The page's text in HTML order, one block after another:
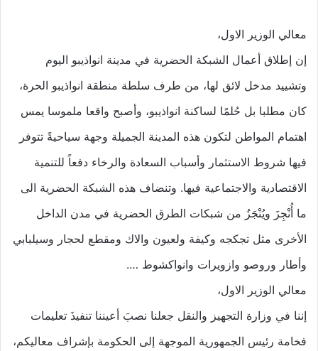
معالي الوزير الاول،
إن إطلاق أعمال الشبكة الحضرية في مدينة انواذيبو اليوم
وتشييد مدخل لائق لها، من طرف سلطة منطقة انواذيبو الحرة،
كان مطلبا بل حُلمًا لساكنة انواذيبو، وأصبح واقعا ملموسا يمس
اهتمام المواطن لتكون هذه المدينة الجميلة وجهة سياحيةً تتوفر
فيها شروط الاستثمار وأسباب السعادة والرخاء دفعاً للتنمية
الاقتصادية والاجتماعية فيها. وتنضاف هذه الشبكة الحضرية الى
ما أُنْجِزَ ويُنْجَزُ من شبكات الطرق الحضرية في مدن الداخل
الأخرى مثل تجكجه وكيفة ولعيون والاك ومقطع لحجار وسيلبابي
وأطار وروصو وازويرات وانواكشوط ….
معالي الوزير الاول،
إننا في وزارة التجهيز والنقل جعلنا نصبَ أعيننا تنفيذَ تعليمات
فخامة رئيس الجمهورية الموجهة إلى الحكومة بإشراف معاليكم،